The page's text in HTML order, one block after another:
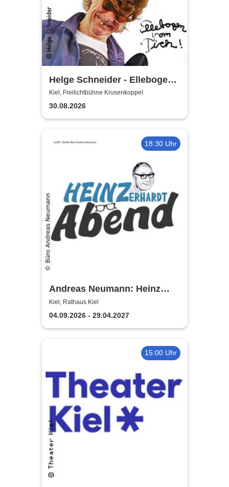
Helge Schneider - Ellebogen
vom Tich
Kiel, Freilichtbühne Krusenkoppel
30.08.2026
18:30 Uhr
Andreas Neumann: Heinz
Erhardt Dinner Show
Kiel, Rathaus Kiel
04.09.2026 - 29.04.2027
15:00 Uhr